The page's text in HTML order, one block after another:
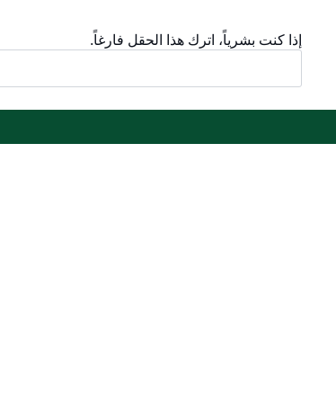
إذا كنت بشرياً، اترك هذا الحقل فارغاً.